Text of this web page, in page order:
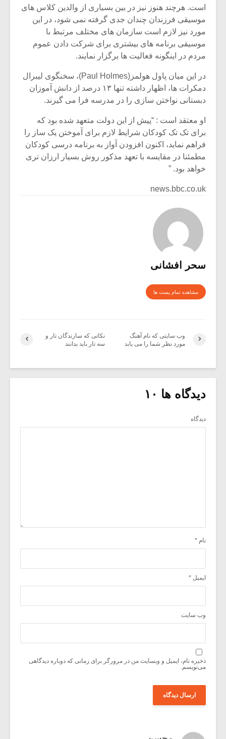
است. هرچند هنوز نیز در بین بسیاری از والدین کلاس های
موسیقی فرزندان چندان جدی گرفته نمی شود، در این
مورد نیز لازم است سازمان های مختلف مرتبط با
موسیقی برنامه های بیشتری برای شرکت دادن عموم
مردم در اینگونه فعالیت ها برگزار نمایند.
در این میان پاول هولمز(Paul Holmes)، سخنگوی لیبرال
دمکرات ها، اظهار داشته تنها ۱۳ درصد از دانش آموزان
دبستانی نواختن سازی را در مدرسه فرا می گیرند.
او معتقد است : “پیش از این دولت متعهد شده بود که
برای تک تک کودکان شرایط لازم برای آموختن یک ساز را
فراهم نماید، اکنون افزودن آواز به برنامه درسی کودکان
مطمئنا در مقایسه با تعهد مذکور روش بسیار ارزان تری
خواهد بود. ”
news.bbc.co.uk
سحر افشانی
مشاهده تمام پست ها
نکاتی که سازندگان تار و
سه تار باید بدانند
وب سایتی که نام آهنگ
مورد نظر شما را می یابد
دیدگاه ها ۱۰
دیدگاه
نام *
ایمیل *
وب‌ سایت
ذخیره نام، ایمیل و وبسایت من در مرورگر برای زمانی که دوباره دیدگاهی
می‌نویسم.